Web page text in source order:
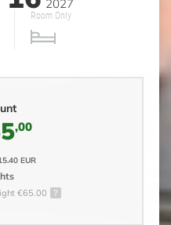
Room Only
,00
EUR
€65.00